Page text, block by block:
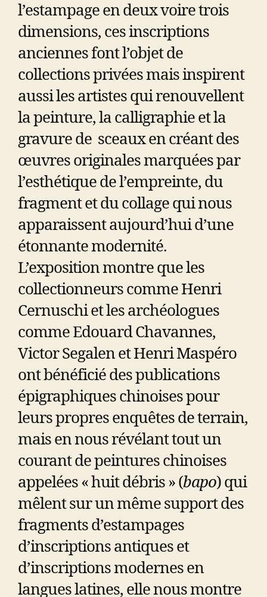
l’estampage en deux voire trois
dimensions, ces inscriptions
anciennes font l’objet de
collections privées mais inspirent
aussi les artistes qui renouvellent
la peinture, la calligraphie et la
gravure de sceaux en créant des
œuvres originales marquées par
l’esthétique de l’empreinte, du
fragment et du collage qui nous
apparaissent aujourd’hui d’une
étonnante modernité.
L’exposition montre que les
collectionneurs comme Henri
Cernuschi et les archéologues
comme Edouard Chavannes,
Victor Segalen et Henri Maspéro
ont bénéficié des publications
épigraphiques chinoises pour
leurs propres enquêtes de terrain,
mais en nous révélant tout un
courant de peintures chinoises
appelées « huit débris » (bapo) qui
mêlent sur un même support des
fragments d’estampages
d’inscriptions antiques et
d’inscriptions modernes en
langues latines, elle nous montre